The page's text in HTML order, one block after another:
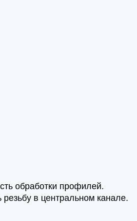
обработки профилей.
в центральном канале.